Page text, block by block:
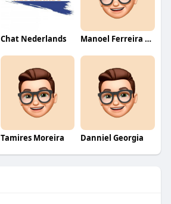
Chat Nederlands Manoel Ferreira dos Santos junior
Tamires Moreira Danniel Georgia